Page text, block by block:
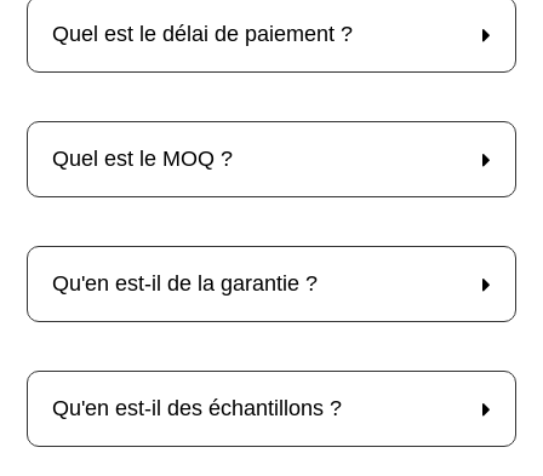
Quel est le délai de paiement ?
Quel est le MOQ ?
Qu'en est-il de la garantie ?
Qu'en est-il des échantillons ?